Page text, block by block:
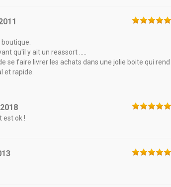
qu'il y ait un reassort .....
se faire livrer les achats dans une jolie boite qui rend
et rapide.
est ok !